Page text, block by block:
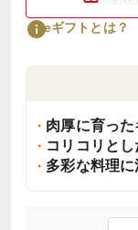
eギフトとは？
肉厚に育っ
コリコリと
多彩な料理